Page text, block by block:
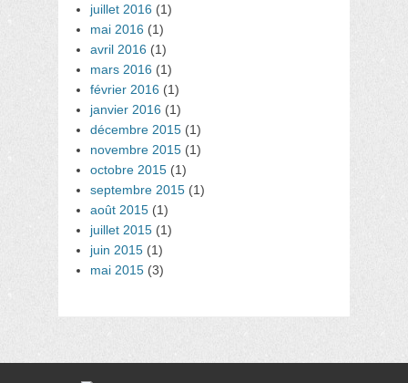
juillet 2016 (1)
mai 2016 (1)
avril 2016 (1)
mars 2016 (1)
février 2016 (1)
janvier 2016 (1)
décembre 2015 (1)
novembre 2015 (1)
octobre 2015 (1)
septembre 2015 (1)
août 2015 (1)
juillet 2015 (1)
juin 2015 (1)
mai 2015 (3)